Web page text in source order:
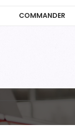
COMMANDER